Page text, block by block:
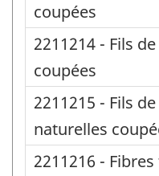
coupées
2211214 - Fils
coupées
2211215 - Fils
naturelles
2211216 -